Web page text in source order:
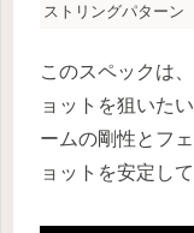
ストリングパターン
このスペックは
ョットを狙いた
ームの剛性とフ
ョットを安定し